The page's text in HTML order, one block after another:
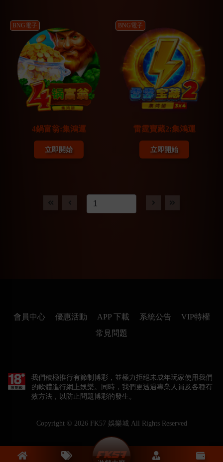
BNG電子
4鍋富翁:集鴻運
立即開始
BNG電子
雷霆寶藏2:集鴻運
立即開始
會員中心 優惠活動 APP 下載 系統公告
VIP特權
常見問題
我們積極推行有節制博彩，並極力拒絕未成年玩家使用我們
的軟體進行網上娛樂。同時，我們更透過專業人員及各種有
效方法，以防止問題博彩的發生。
Copyright © 2026 FK57 娛樂城All Rights Reserved